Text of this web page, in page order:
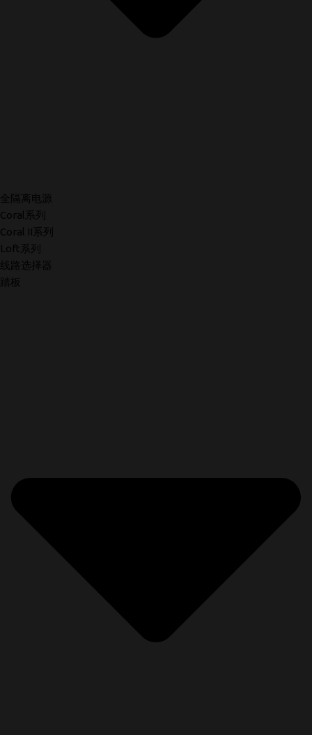
全隔离电源
Coral系列
Coral II系列
Loft系列
线路选择器
踏板